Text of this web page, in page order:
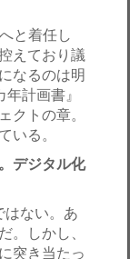
と着任し
えており議
なるのは明
計画書』
クトの章。
いる。
デジタル化
ない。あ
。しかし、
突き当たっ